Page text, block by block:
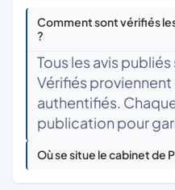
Comment sont vérifiés
?
Tous les avis
Vérifiés
authentifiés.
publication pour
Où se situe le cabinet de